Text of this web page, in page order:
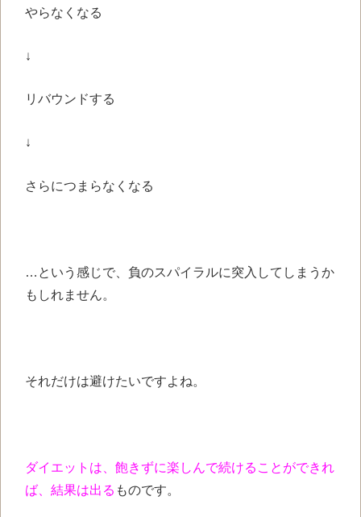
やらなくなる
↓
リバウンドする
↓
さらにつまらなくなる
…という感じで、 負のスパイラルに突入してしまうか
もしれません。
それだけは避けたいですよね。
ダイエットは、 飽きずに楽しんで続けることができれ
ば、 結果は出る ものです。